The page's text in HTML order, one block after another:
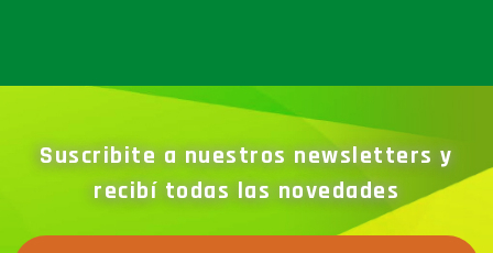
Suscribite a nuestros newsletters y
recibí todas las novedades